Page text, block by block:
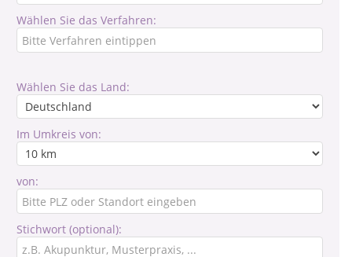
Wählen Sie das Verfahren:
Wählen Sie das Land:
Im Umkreis von:
von:
Stichwort (optional):